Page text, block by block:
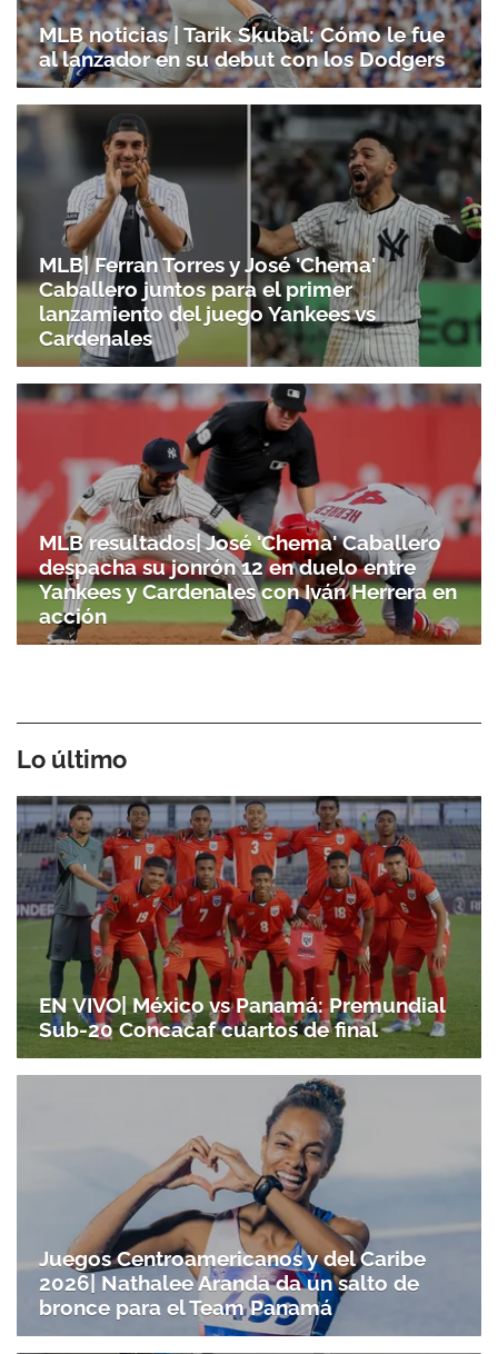
MLB noticias | Tarik Skubal: Cómo le fue
al lanzador en su debut con los Dodgers
MLB| Ferran Torres y José 'Chema'
Caballero juntos para el primer
lanzamiento del juego Yankees vs
Cardenales
MLB resultados| José 'Chema' Caballero
despacha su jonrón 12 en duelo entre
Yankees y Cardenales con Iván Herrera en
acción
Lo último
EN VIVO| México vs Panamá: Premundial
Sub-20 Concacaf cuartos de final
Juegos Centroamericanos y del Caribe
2026| Nathalee Aranda da un salto de
bronce para el Team Panamá